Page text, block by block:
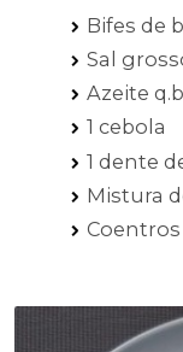
Bifes de
Sal
Azeite q.b
1 cebola
1 dente
Mistura